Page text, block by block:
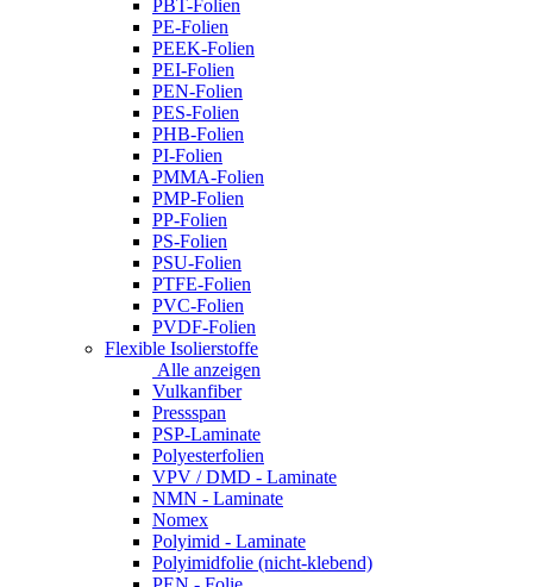
PBT-Folien
PE-Folien
PEEK-Folien
PEI-Folien
PEN-Folien
PES-Folien
PHB-Folien
PI-Folien
PMMA-Folien
PMP-Folien
PP-Folien
PS-Folien
PSU-Folien
PTFE-Folien
PVC-Folien
PVDF-Folien
Flexible Isolierstoffe
Alle anzeigen
Vulkanfiber
Pressspan
PSP-Laminate
Polyesterfolien
VPV / DMD - Laminate
NMN - Laminate
Nomex
Polyimid - Laminate
Polyimidfolie (nicht-klebend)